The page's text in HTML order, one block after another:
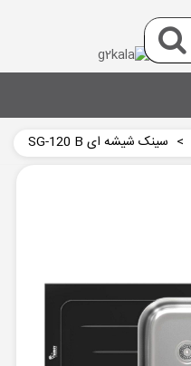
>
سینک شیشه ای SG-120 B